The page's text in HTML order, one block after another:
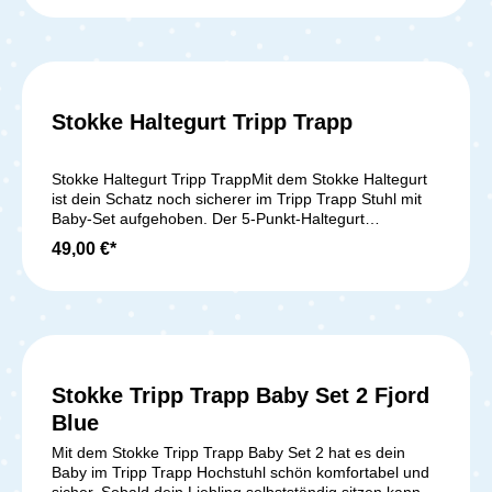
komfortablen Sitz. Es ist geeignet für Kinder ab dem 6.
Lieferumfang: 1x Stokke Tablett
Durchschnittliche
Stokke Haltegurt Tripp Trapp
Stokke Haltegurt Tripp TrappMit dem Stokke Haltegurt
ist dein Schatz noch sicherer im Tripp Trapp Stuhl mit
Baby-Set aufgehoben. Der 5-Punkt-Haltegurt
verhindert, dass dein Baby in einem unbeachteten
Moment auszusteigen versucht. Das geschieht, ohne
Sicherheitsschnalle leicht gesichert. Lieferumfang: 1x
49,00 €*
Stokke Tripp Trapp Baby Set 2 Fjord
Blue
Mit dem Stokke Tripp Trapp Baby Set 2 hat es dein
Baby im Tripp Trapp Hochstuhl schön komfortabel und